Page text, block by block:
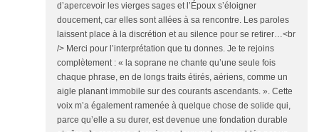
d’apercevoir les vierges sages et l’Époux s’éloigner
doucement, car elles sont allées à sa rencontre. Les paroles
laissent place à la discrétion et au silence pour se retirer…<br
/> Merci pour l’interprétation que tu donnes. Je te rejoins
complètement : « la soprane ne chante qu’une seule fois
chaque phrase, en de longs traits étirés, aériens, comme un
aigle planant immobile sur des courants ascendants. ». Cette
voix m’a également ramenée à quelque chose de solide qui,
parce qu’elle a su durer, est devenue une fondation durable